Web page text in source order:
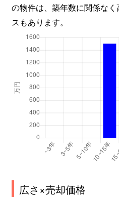
の物件は、築年数に関係な
スもあります。
広さ×売却価格